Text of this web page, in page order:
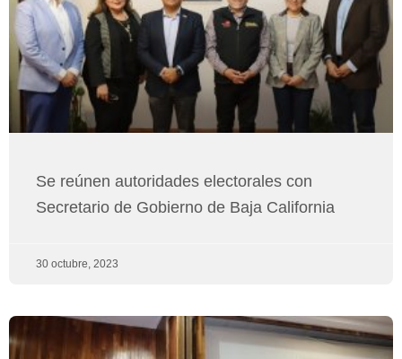
Se reúnen autoridades electorales con
Secretario de Gobierno de Baja California
30 octubre, 2023